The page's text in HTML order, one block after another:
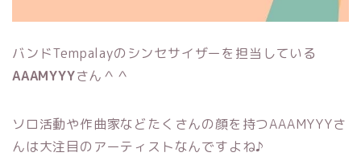
バンドTempalayのシンセサイザーを担当している
AAAMYYYさん＾＾
ソロ活動や作曲家などたくさんの顔を持つAAAMYYYさ
んは大注目のアーティストなんですよね♪